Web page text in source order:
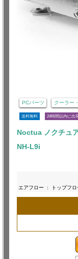
PCパーツ クーラー
送料無料 24時間以内に出
Noctua ノクチュ
NH-L9i
エアフロー
: トップフロ